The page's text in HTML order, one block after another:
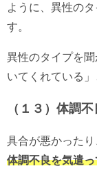
ように、異性の
す。
異性のタイプを
いてくれている
（１３）体調
具合が悪かったり
体調不良を気遣